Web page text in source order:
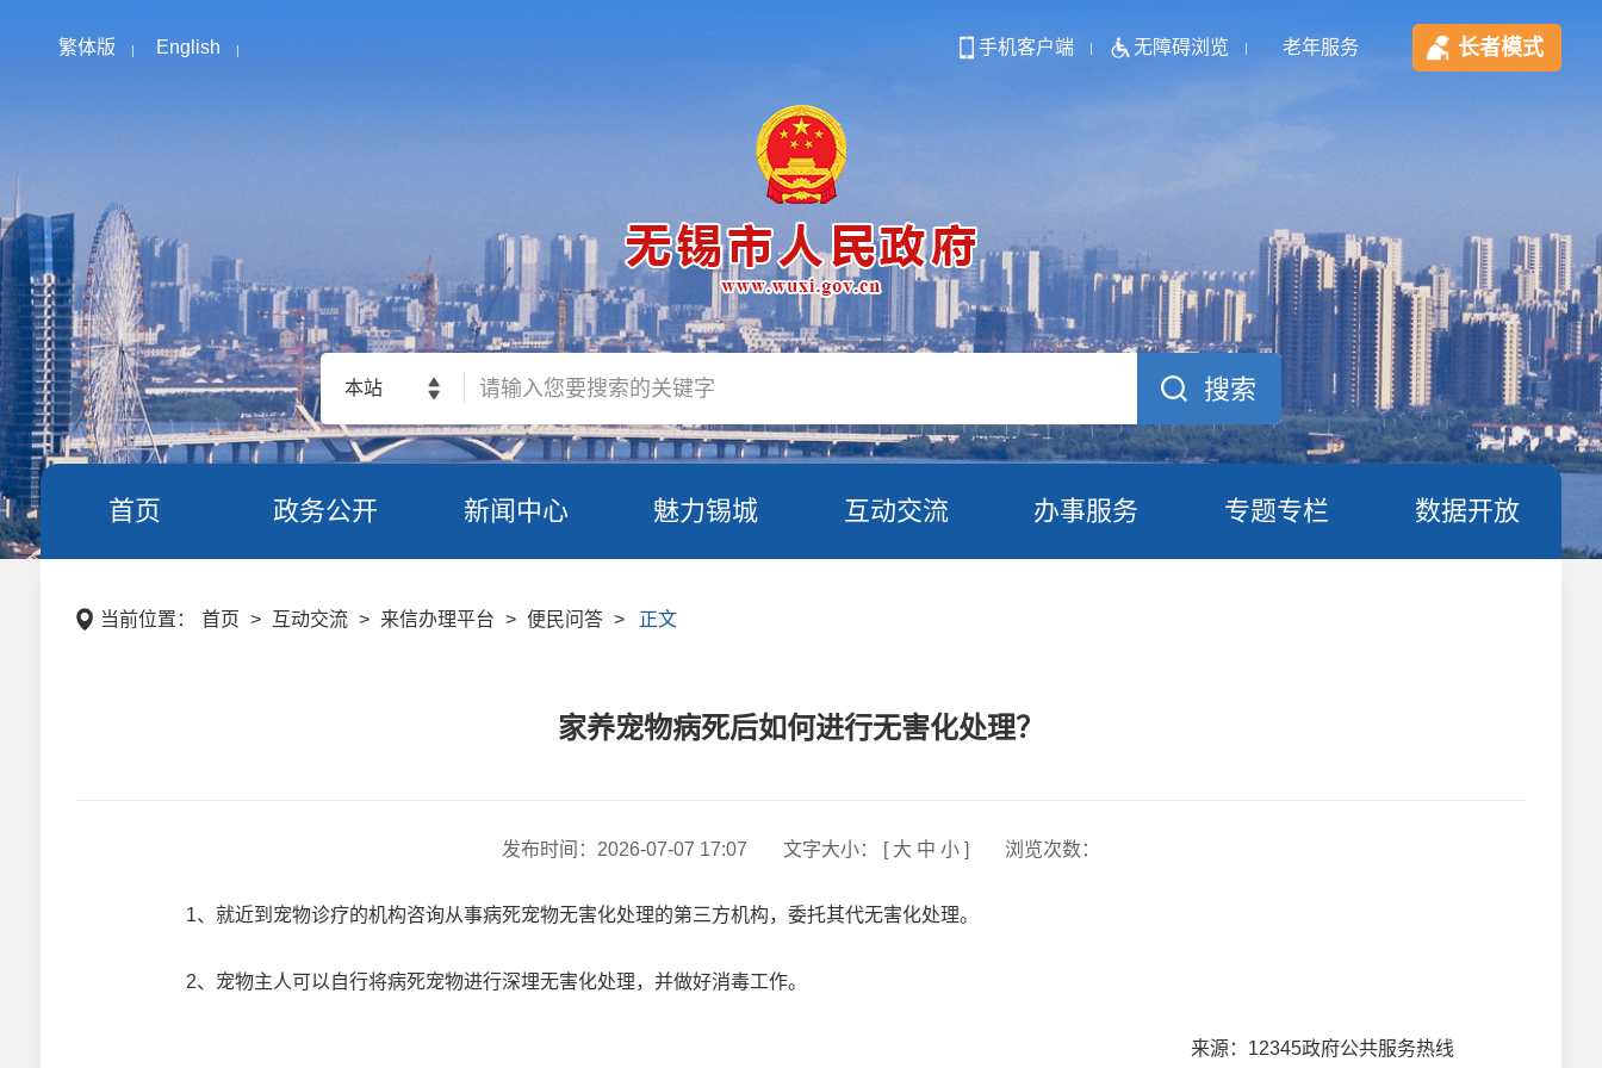
繁体版 English 手机客户端 无障碍浏览 老年服务 长者模式
本站
首页 政务公开 新闻中心 魅力锡城 互动交流 办事服务 专题专栏 数据开放
当前位置： 首页 > 互动交流 > 来信办理平台 > 便民问答 > 正文
家养宠物病死后如何进行无害化处理？
发布时间： 2026-07-07 17:07 文字大小： [ 大 中 小] 浏览次数：
1、就近到宠物诊疗的机构咨询从事病死宠物无害化处理的第三方机构，委托其代无害化处理。
2、宠物主人可以自行将病死宠物进行深埋无害化处理，并做好消毒工作。
来源：12345政府公共服务热线